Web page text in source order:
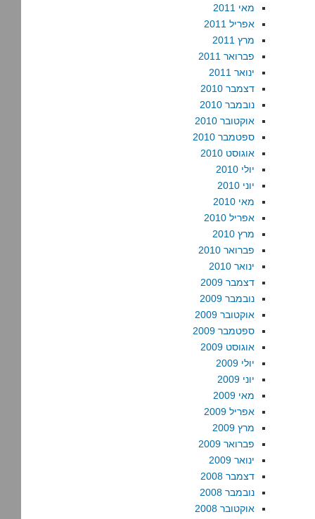
מאי 2011
אפריל 2011
מרץ 2011
פברואר 2011
ינואר 2011
דצמבר 2010
נובמבר 2010
אוקטובר 2010
ספטמבר 2010
אוגוסט 2010
יולי 2010
יוני 2010
מאי 2010
אפריל 2010
מרץ 2010
פברואר 2010
ינואר 2010
דצמבר 2009
נובמבר 2009
אוקטובר 2009
ספטמבר 2009
אוגוסט 2009
יולי 2009
יוני 2009
מאי 2009
אפריל 2009
מרץ 2009
פברואר 2009
ינואר 2009
דצמבר 2008
נובמבר 2008
אוקטובר 2008